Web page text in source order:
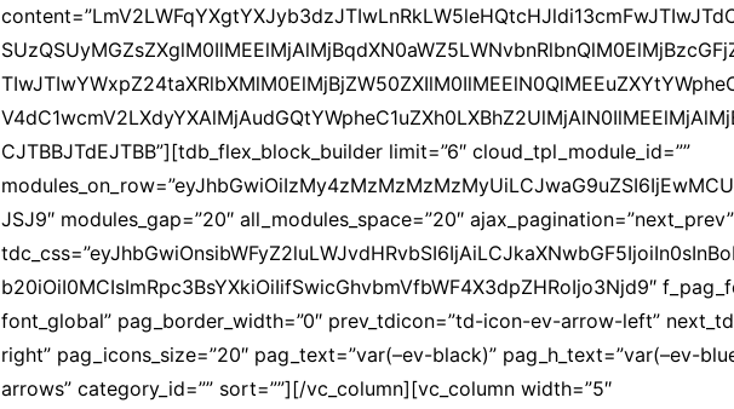
CJTBBJTdEJTBB”][tdb_flex_block_builder limit=”6″ cloud_tpl_module_id=””
JSJ9″ modules_gap=”20″ all_modules_space=”20″ ajax_pagination=”next_prev”
b20iOiI0MCIsImRpc3BsYXkiOiIifSwicGhvbmVfbWF4X3dpZHRoIjo3Njd9″
font_global” pag_border_width=”0″ prev_tdicon=”td-icon-ev-arrow-left”
right” pag_icons_size=”20″ pag_text=”var(–ev-black)” pag_h_text=”var(–ev-
arrows” category_id=”” sort=””][/vc_column][vc_column width=”5″